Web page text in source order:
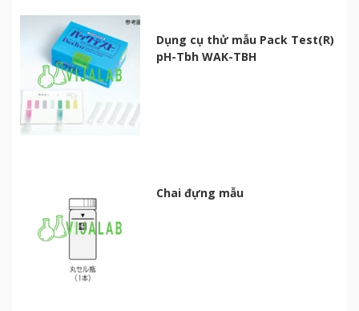
Dụng cụ thử mẫu Pack Test(R)
pH-Tbh WAK-TBH
Chai đựng mẫu